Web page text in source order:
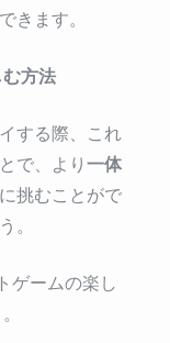
きます。
方法
する際、これ
で、より一体
挑むことがで
。
ゲームの楽し